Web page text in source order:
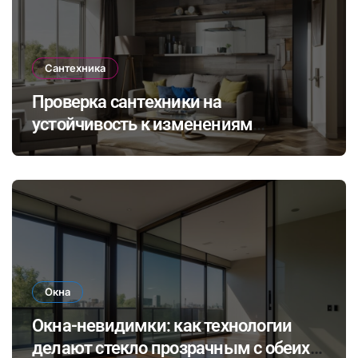
Сантехника
Проверка сантехники на
устойчивость к изменениям
климата: как выбрать и установить
проживания в будущем
Окна
Окна-невидимки: как технологии
делают стекло прозрачным с обеих